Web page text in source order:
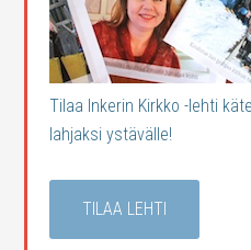
Tilaa Inkerin Kirkko -lehti
lahjaksi ystävälle!
TILAA LEHTI